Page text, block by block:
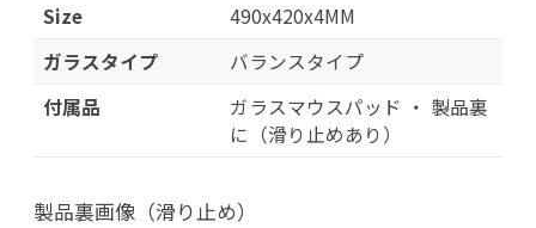
Size
490x420x4MM
ガラスタイプ
バランスタイプ
付属品
ガラスマウスパッド ・ 製品裏
に（滑り止めあり）
製品裏画像（滑り止め）